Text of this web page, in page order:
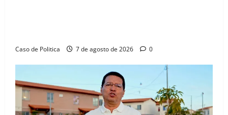
Caso de Politica 7 de agosto de 2026 0